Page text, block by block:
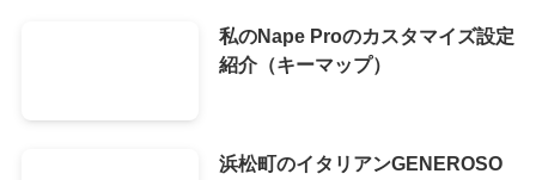
私のNape Proのカスタマイズ設定
紹介（キーマップ）
浜松町のイタリアンGENEROSO